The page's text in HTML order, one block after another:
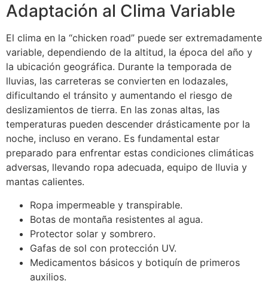
Adaptación al Clima Variable
El clima en la “chicken road” puede ser extremadamente
variable, dependiendo de la altitud, la época del año y
la ubicación geográfica. Durante la temporada de
lluvias, las carreteras se convierten en lodazales,
dificultando el tránsito y aumentando el riesgo de
deslizamientos de tierra. En las zonas altas, las
temperaturas pueden descender drásticamente por la
noche, incluso en verano. Es fundamental estar
preparado para enfrentar estas condiciones climáticas
adversas, llevando ropa adecuada, equipo de lluvia y
mantas calientes.
Ropa impermeable y transpirable.
Botas de montaña resistentes al agua.
Protector solar y sombrero.
Gafas de sol con protección UV.
Medicamentos básicos y botiquín de primeros
auxilios.